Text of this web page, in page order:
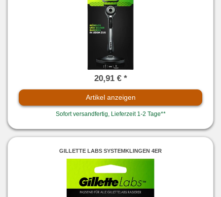
20,91 € *
Artikel anzeigen
Sofort versandfertig, Lieferzeit 1-2 Tage**
GILLETTE LABS SYSTEMKLINGEN 4ER